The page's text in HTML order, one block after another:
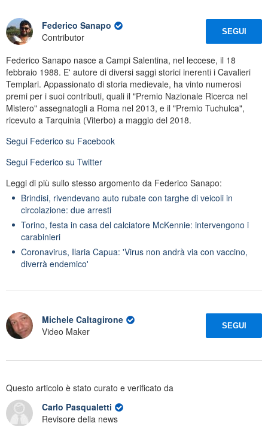
Federico Sanapo
Contributor
SEGUI
Federico Sanapo nasce a Campi Salentina, nel leccese, il 18
febbraio 1988. E' autore di diversi saggi storici inerenti i Cavalieri
Templari. Appassionato di storia medievale, ha vinto numerosi
premi per i suoi contributi, quali il "Premio Nazionale Ricerca nel
Mistero" assegnatogli a Roma nel 2013, e il "Premio Tuchulca",
ricevuto a Tarquinia (Viterbo) a maggio del 2018.
Segui Federico su Facebook
Segui Federico su Twitter
Leggi di più sullo stesso argomento da Federico Sanapo:
Brindisi, rivendevano auto rubate con targhe di veicoli in
circolazione: due arresti
Torino, festa in casa del calciatore McKennie: intervengono i
carabinieri
Coronavirus, Ilaria Capua: 'Virus non andrà via con vaccino,
diverrà endemico'
Michele Caltagirone
Video Maker
SEGUI
Questo articolo è stato curato e verificato da
Carlo Pasqualetti
Revisore della news